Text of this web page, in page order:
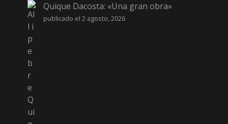
Quique Dacosta: «Una gran obra»
publicado el 2 agosto, 2026